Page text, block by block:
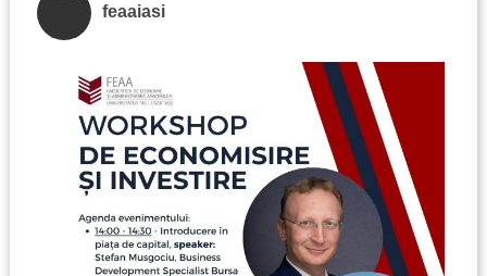
feaaiasi